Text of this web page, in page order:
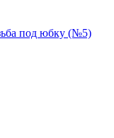
под юбку (№5)